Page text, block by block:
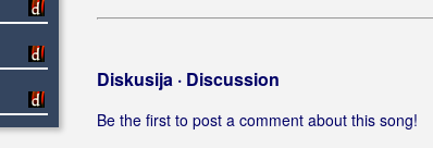
Diskusija · Discussion
Be the first to post a comment about this song!